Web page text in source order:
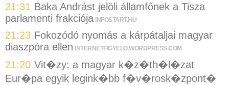
21:31 Baka Andrást jelöli államfőnek a Tisza
parlamenti frakciója INFOSTART.HU
21:23 Fokozódó nyomás a kárpátaljai magyar
diaszpóra ellen INTERNETFIGYELO.WORDPRESS.COM
21:20 Vit�zy: a magyar k�z�th�l�zat
Eur�pa egyik legink�bb f�v�rosk�zpont�